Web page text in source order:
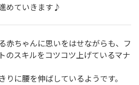
めていきます♪
赤ちゃんに思いをはせながらも、フ
のスキルをコツコツ上げているマナ
りに腰を伸ばしているようです。